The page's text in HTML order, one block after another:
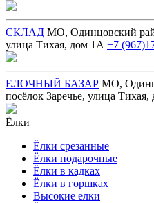
СКЛАД МО, Одинцовский
улица Тихая, дом 1А +7
ЕЛОЧНЫЙ БАЗАР МО,
посёлок Заречье, улица Тихая,
Ёлки
Ёлки срезанные
Ёлки подарочные
Ёлки в кадках
Ёлки в горшках
Высокие елки